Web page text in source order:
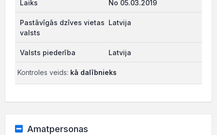
No 05.03.2019
Latvija
Latvija
Kontroles veids: kā dalībnieks
Amatpersonas